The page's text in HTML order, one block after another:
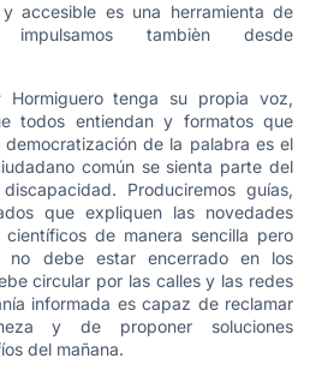
accesible es una herramienta de
impulsamos tambièn desde
Hormiguero tenga su propia voz,
todos entiendan y formatos que
de la palabra es el
común se sienta parte del
Produciremos guías,
que expliquen las novedades
de manera sencilla pero
no debe estar encerrado en los
circular por las calles y las redes
informada es capaz de reclamar
y de proponer soluciones
del mañana.